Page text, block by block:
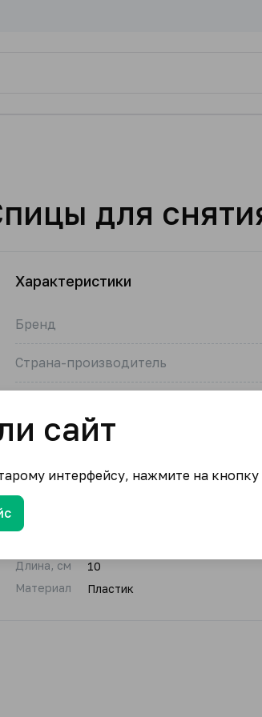
для
Характеристики
Бренд
Страна-производитель
146.29₽/шт.
Длина, см
10
Материал
Пластик
сайт
интерфейсу, нажмите на кнопку